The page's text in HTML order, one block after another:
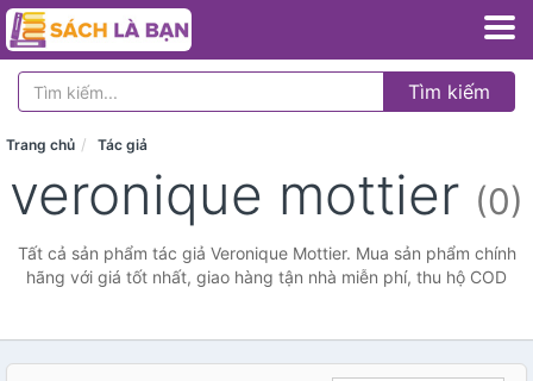
Tìm kiếm
Trang chủ Tác giả
veronique mottier (0)
Tất cả sản phẩm tác giả Veronique Mottier. Mua sản phẩm chính
hãng với giá tốt nhất, giao hàng tận nhà miễn phí, thu hộ COD